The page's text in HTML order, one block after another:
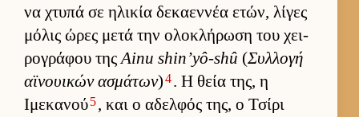
να χτυπά σε ηλικία δεκαεν­νέα ετών, λίγες
μόλις ώρες μετά την ολοκλήρωση του χει­
ρογράφου τηςAinu shin’yô-shû (Συλ­λογή
αϊνουι­κών ασμάτων)4. Η θεία της, η
Ιμεκανού5, και ο αδελ­φός της, ο Τσίρι